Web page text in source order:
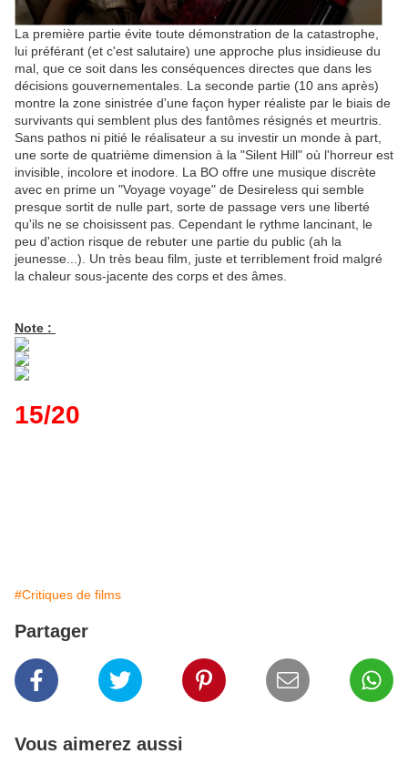
La première partie évite toute démonstration de la catastrophe,
lui préférant (et c'est salutaire) une approche plus insidieuse du
mal, que ce soit dans les conséquences directes que dans les
décisions gouvernementales. La seconde partie (10 ans après)
montre la zone sinistrée d'une façon hyper réaliste par le biais de
survivants qui semblent plus des fantômes résignés et meurtris.
Sans pathos ni pitié le réalisateur a su investir un monde à part,
une sorte de quatrième dimension à la "Silent Hill" où l'horreur est
invisible, incolore et inodore. La BO offre une musique discrète
avec en prime un "Voyage voyage" de Desireless qui semble
presque sortit de nulle part, sorte de passage vers une liberté
qu'ils ne se choisissent pas. Cependant le rythme lancinant, le
peu d'action risque de rebuter une partie du public (ah la
jeunesse...). Un très beau film, juste et terriblement froid malgré
la chaleur sous-jacente des corps et des âmes.
Note :
15/20
#Critiques de films
Partager
Vous aimerez aussi